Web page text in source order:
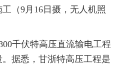
（9月16日摄，无人机照
千伏特高压直流输电工程
据悉，甘浙特高压工程是